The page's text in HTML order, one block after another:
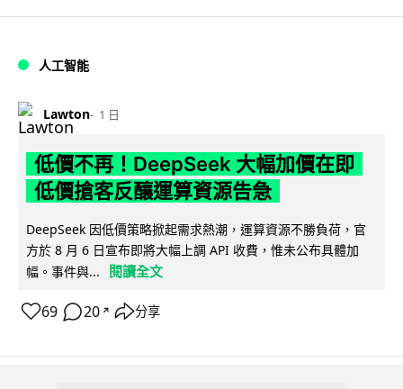
人工智能
Lawton 1 日
低價不再！DeepSeek 大幅加價在即
低價搶客反釀運算資源告急
DeepSeek 因低價策略掀起需求熱潮，運算資源不勝負荷，官
方於 8 月 6 日宣布即將大幅上調 API 收費，惟未公布具體加
幅。事件與...
閱讀全文
69 20 ↗ 分享